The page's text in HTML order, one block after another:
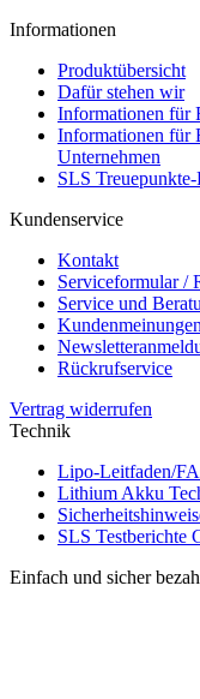
Informationen
Produktübersicht
Dafür stehen wir
Informationen für
Informationen für
Unternehmen
SLS
Kundenservice
Kontakt
Serviceformular /
Service und
Kundenmeinungen
Rückrufservice
Vertrag widerrufen
Technik
Lipo-Leitfaden/
Lithium Akku
SLS Testberichte
Einfach und sicher